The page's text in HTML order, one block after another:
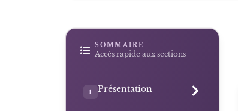
SOMMAIRE
Accès rapide aux sections
1 Présentation